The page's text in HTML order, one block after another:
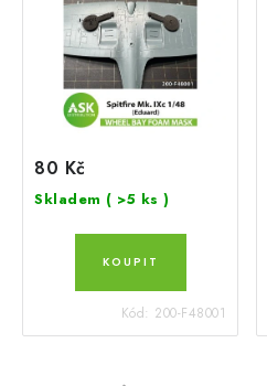
80 Kč
Skladem ( >5 ks )
Kód: 200-F48001